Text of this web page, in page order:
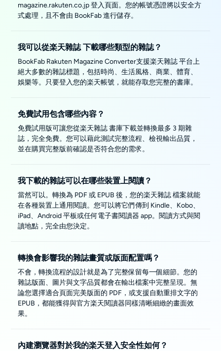
magazine.rakuten.co.jp 登入頁面。您的帳號憑證將以安全方
式處理，且不會由 BookFab 進行儲存。
我可以從楽天雜誌 下載哪些類型的雜誌？
BookFab Rakuten Magazine Converter支援楽天雜誌 平台上
絕大多數的雜誌標題，包括時尚、生活風格、商業、體育、
娛樂等。只要登入您的楽天帳號，就能存取您完整的書庫。
免費試用包含哪些內容？
免費試用版可讓您從楽天雜誌 書庫下載並轉換最多 3 期雜
誌，完全免費。您可以藉此測試完整流程、檢視輸出品質，
並在購買完整版前確認是否符合您的需求。
我下載的雜誌可以在哪些裝置上閱讀？
當然可以。轉換為 PDF 或 EPUB 後，您的楽天雜誌 檔案就能
在各種裝置上通用閱讀。您可以將它們傳到 Kindle、Kobo、
iPad、Android 平板或任何電子書閱讀器 app。閱讀方式與閱
讀地點，完全由您決定。
轉換會影響我的雜誌畫質或版面配置嗎？
不會，轉換流程的設計就是為了完整保留每一個細節。您的
雜誌版面、圖片與文字品質都會在輸出檔案中完整呈現。無
論您選擇適合頁面完美版面的 PDF，或支援自動重排文字的
EPUB，都能獲得與官方楽天閱讀器同樣清晰細緻的畫面效
果。
內建瀏覽器對於我的楽天登入安全性如何？